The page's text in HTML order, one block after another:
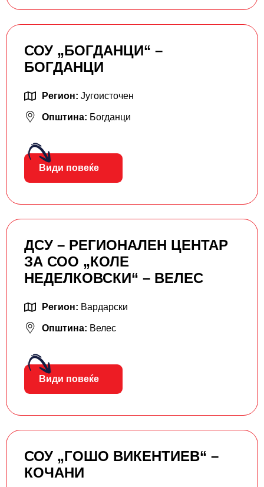
СОУ „БОГДАНЦИ“ –
БОГДАНЦИ
Регион: Југоисточен
Општина: Богданци
Види повеќе
ДСУ – РЕГИОНАЛЕН ЦЕНТАР
ЗА СОО „КОЛЕ
НЕДЕЛКОВСКИ“ – ВЕЛЕС
Регион: Вардарски
Општина: Велес
Види повеќе
СОУ „ГОШО ВИКЕНТИЕВ“ –
КОЧАНИ